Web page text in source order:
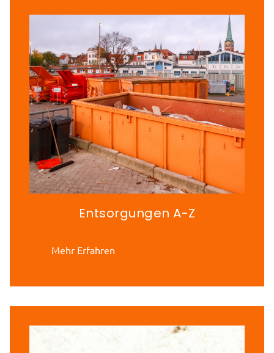
Entsorgungen A-Z
Mehr Erfahren